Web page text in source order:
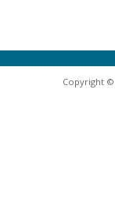
Copyright ©